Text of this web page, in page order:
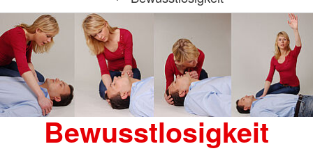
Bewusstlosigkeit